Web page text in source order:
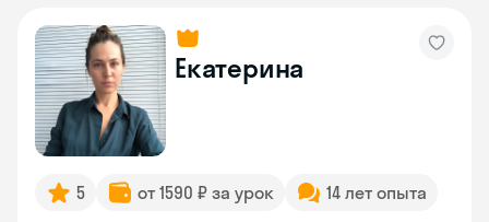
Екатерина
5 от 1590 ₽ за урок 14 лет опыта